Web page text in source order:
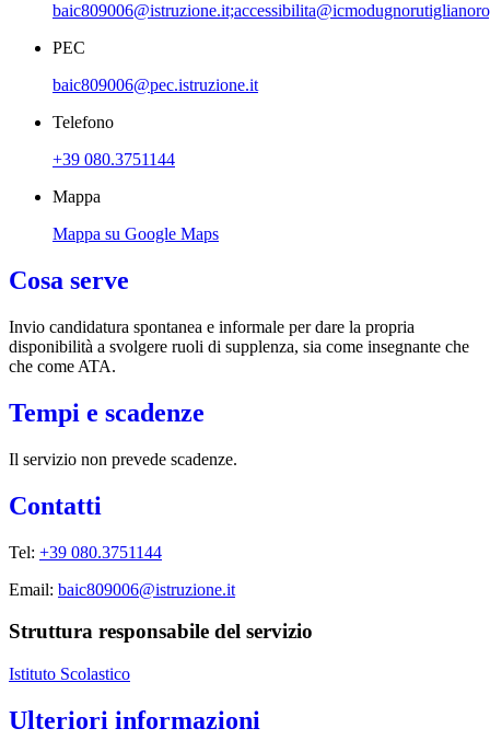
PEC
baic809006@pec.istruzione.it
Telefono
+39 080.3751144
Mappa
Mappa su Google Maps
Cosa serve
Invio candidatura spontanea e informale per dare la propria
disponibilità a svolgere ruoli di supplenza, sia come insegnante che
che come ATA.
Tempi e scadenze
Il servizio non prevede scadenze.
Contatti
Tel: +39 080.3751144
Email: baic809006@istruzione.it
Struttura responsabile del servizio
Istituto Scolastico
Ulteriori informazioni